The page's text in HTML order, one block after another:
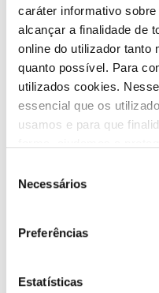
caráter informativo
alcançar a finalidade de
online do utilizador tanto
quanto possível. Para
utilizados cookies.
essencial que os
usamos e para que
simples possível de
sobre como são
Necessários
Preferências
Estatísticas
ENERGY
Energy Consumers
Gas